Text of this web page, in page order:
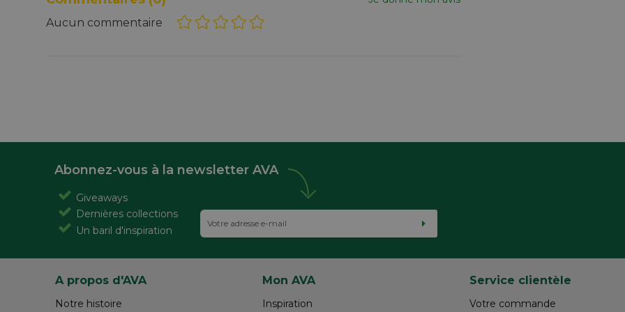
Aucun commentaire
Abonnez-vous à la newsletter AVA
Giveaways
Dernières collections
Un baril d'inspiration
A propos d'AVA
Notre histoire
Mon AVA
Inspiration
Service clientèle
Votre commande